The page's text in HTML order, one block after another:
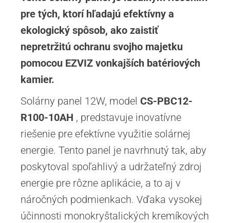
pre tých, ktorí hľadajú efektívny a
ekologický spôsob, ako zaistiť
nepretržitú ochranu svojho majetku
pomocou EZVIZ vonkajších batériových
kamier.
Solárny panel 12W, model CS-PBC12-
R100-10AH , predstavuje inovatívne
riešenie pre efektívne využitie solárnej
energie. Tento panel je navrhnutý tak, aby
poskytoval spoľahlivý a udržateľný zdroj
energie pre rôzne aplikácie, a to aj v
náročných podmienkach. Vďaka vysokej
účinnosti monokryštalických kremíkových